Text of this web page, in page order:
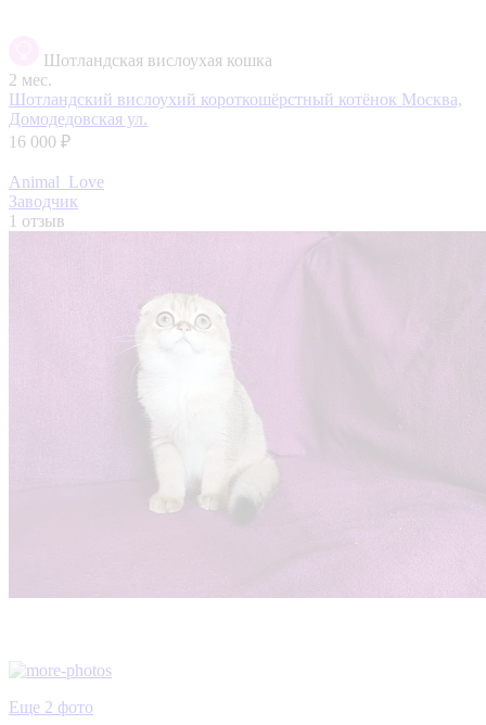
Шотландская вислоухая кошка
2 мес.
Шотландский вислоухий короткошёрстный котёнок Москва,
Домодедовская ул.
16 000 ₽
Animal_Love
Заводчик
1 отзыв
Еще 2 фото